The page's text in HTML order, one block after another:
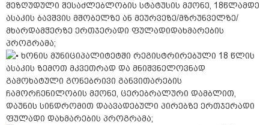
შეზღუდული შესაძლებლობის სტატუსის მქონე, 18წლამდე
ასაკის ბავშვის მშობელზე ან მეურვეზე/მზრუნველზე/
მხარდამჭერზე ერთჯერადი ფულადიდახმარების
პროგრამა;
ხონის მუნიციპალიტეტში რეგისტრირებული 18 წლის
ასაკის ზემოთ მკვეთრად და მნიშვნელოვნად
გამოხატული გონებრივი განვითარების
ჩამორჩენილობის მქონე, ცერებრალური დამბლით,
დაუნის სინდრომით დაავადებული პირებზე ერთჯერადი
ფულადი დახმარების პროგრამა;